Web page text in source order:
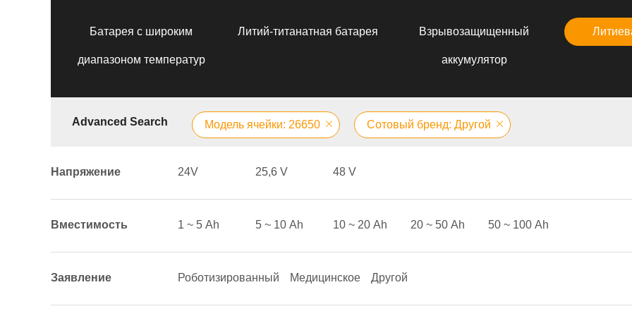
Батарея с широким
диапазоном температур
Литий-титанатная батарея Взрывозащищенный
аккумулятор
Advanced Search Модель ячейки: 26650 Сотовый бренд: Другой
Напряжение 24V 25,6 V 48 V
Вместимость 1 ~ 5 Аh 5 ~ 10 Аh 10 ~ 20 Аh 20 ~ 50 Аh 50 ~ 100 Аh
Заявление Роботизированный Медицинское Другой